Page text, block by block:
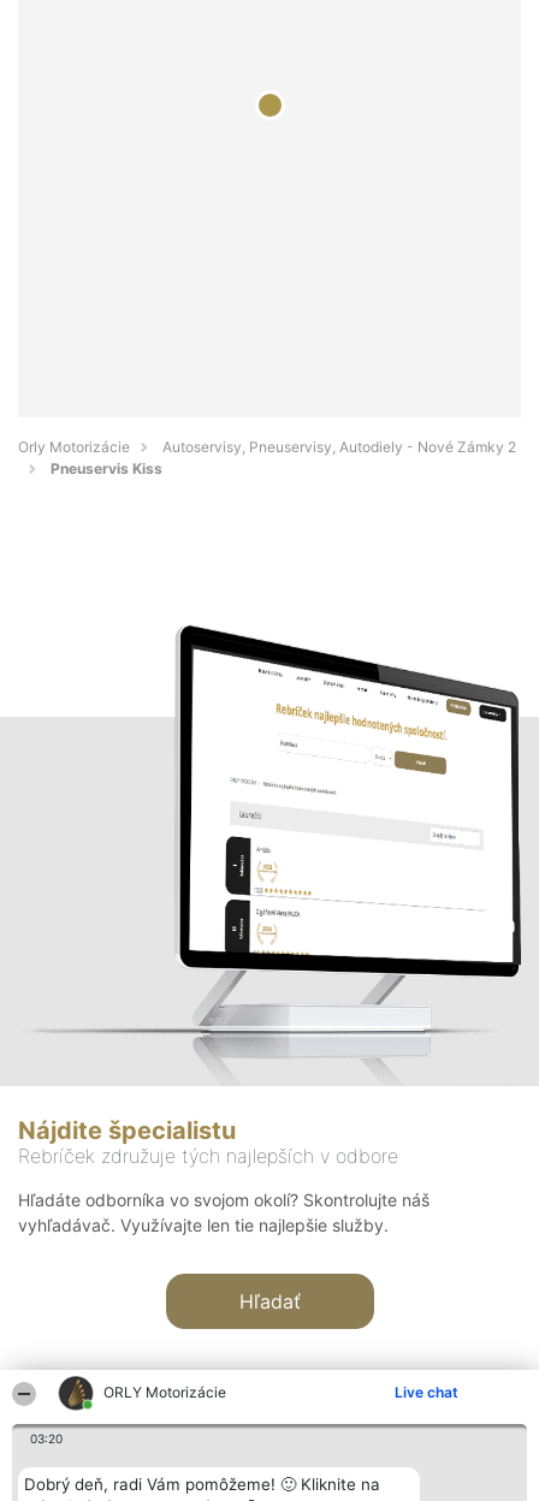
ORLY Motorizácie Live chat
03:20
Dobrý deň, radi Vám pomôžeme! 🙂 Kliknite na
Orly Motorizácie
Autoservisy, Pneuservisy, Autodiely - Nové Zámky 2
Pneuservis Kiss
Nájdite špecialistu
Rebríček združuje tých najlepších v odbore
Hľadáte odborníka vo svojom okolí? Skontrolujte náš
vyhľadávač. Využívajte len tie najlepšie služby.
Hľadať
Organizátor hodnotenia
Bright Side Solutions sp. z o.
Hodnotenie
Laureáti
Kontakt
Kontakt